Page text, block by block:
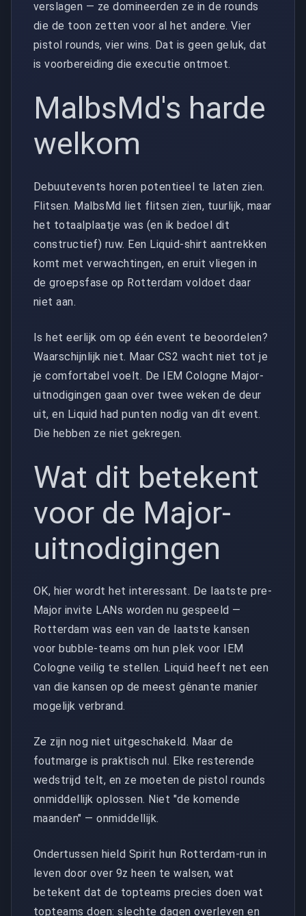
verslagen — ze domineerden ze in de rounds
die de toon zetten voor al het andere. Vier
pistol rounds, vier wins. Dat is geen geluk, dat
is voorbereiding die executie ontmoet.
MalbsMd's harde
welkom
Debuutevents horen potentieel te laten zien.
Flitsen. MalbsMd liet flitsen zien, tuurlijk, maar
het totaalplaatje was (en ik bedoel dit
constructief) ruw. Een Liquid-shirt aantrekken
komt met verwachtingen, en eruit vliegen in
de groepsfase op Rotterdam voldoet daar
niet aan.
Is het eerlijk om op één event te beoordelen?
Waarschijnlijk niet. Maar CS2 wacht niet tot je
je comfortabel voelt. De IEM Cologne Major-
uitnodigingen gaan over twee weken de deur
uit, en Liquid had punten nodig van dit event.
Die hebben ze niet gekregen.
Wat dit betekent
voor de Major-
uitnodigingen
OK, hier wordt het interessant. De laatste pre-
Major invite LANs worden nu gespeeld —
Rotterdam was een van de laatste kansen
voor bubble-teams om hun plek voor IEM
Cologne veilig te stellen. Liquid heeft net een
van die kansen op de meest gênante manier
mogelijk verbrand.
Ze zijn nog niet uitgeschakeld. Maar de
foutmarge is praktisch nul. Elke resterende
wedstrijd telt, en ze moeten de pistol rounds
onmiddellijk oplossen. Niet "de komende
maanden" — onmiddellijk.
Ondertussen hield Spirit hun Rotterdam-run in
leven door over 9z heen te walsen, wat
betekent dat de topteams precies doen wat
topteams doen: slechte dagen overleven en